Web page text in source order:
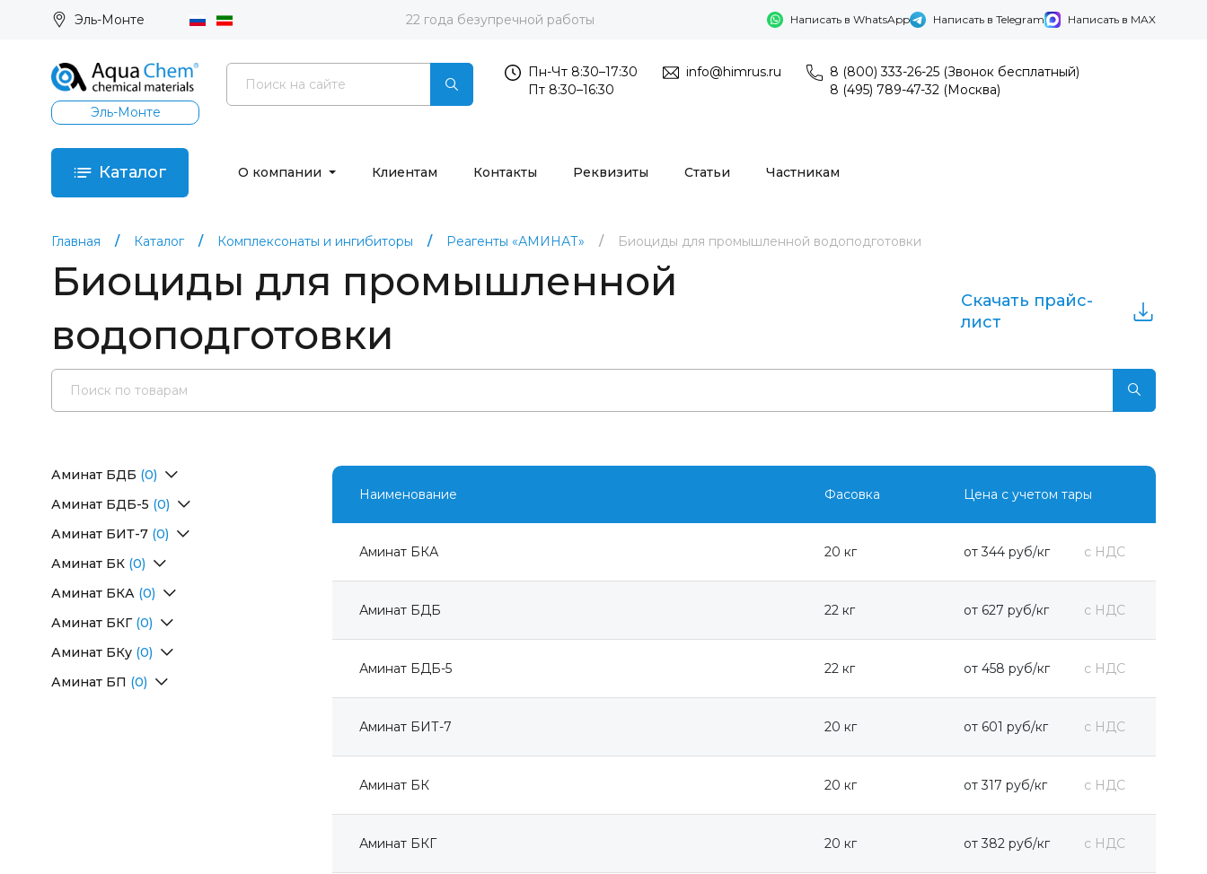
Эль-Монте 22 года безупречной работы Написать в WhatsApp Написать в Telegram Написать в MAX
Эль-Монте
Пн-Чт 8:30–17:30
Пт 8:30–16:30
info@himrus.ru
8 (800) 333-26-25 (Звонок бесплатный)
8 (495) 789-47-32 (Москва)
Каталог О компании Клиентам Контакты Реквизиты Статьи Частникам
Главная Каталог Комплексонаты и ингибиторы Реагенты «АМИНАТ» Биоциды для промышленной водоподготовки
Биоциды для промышленной
водоподготовки
Скачать прайс-
лист
Аминат БДБ (0)
Аминат БДБ-5 (0)
Аминат БИТ-7 (0)
Аминат БК (0)
Аминат БКА (0)
Аминат БКГ (0)
Аминат БКу (0)
Аминат БП (0)
Наименование Фасовка Цена с учетом тары
Аминат БКА 20 кг от 344 руб/кг с НДС
Аминат БДБ 22 кг от 627 руб/кг с НДС
Аминат БДБ-5 22 кг от 458 руб/кг с НДС
Аминат БИТ-7 20 кг от 601 руб/кг с НДС
Аминат БК 20 кг от 317 руб/кг с НДС
Аминат БКГ 20 кг от 382 руб/кг с НДС